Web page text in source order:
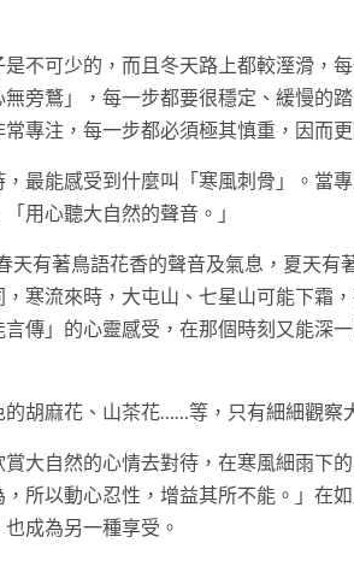
不可少的，而且冬天路上都較溼滑，
旁鶩」，每一步都要很穩定、緩慢的
專注，每一步都必須極其慎重，因而
最能感受到什麼叫「寒風刺骨」。當
用心聽大自然的聲音。」
有著鳥語花香的聲音及氣息，夏天有
寒流來時，大屯山、七星山可能下霜
傳」的心靈感受，在那個時刻又能深
胡麻花、山茶花……等，只有細細觀察
大自然的心情去對待，在寒風細雨下
所以動心忍性，增益其所不能。」在
成為另一種享受。